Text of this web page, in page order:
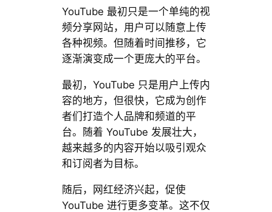
YouTube 最初只是一个单纯的视
频分享网站，用户可以随意上传
各种视频。但随着时间推移，它
逐渐演变成一个更庞大的平台。
最初，YouTube 只是用户上传内
容的地方，但很快，它成为创作
者们打造个人品牌和频道的平
台。随着 YouTube 发展壮大，
越来越多的内容开始以吸引观众
和订阅者为目标。
随后，网红经济兴起，促使
YouTube 进行更多变革。这不仅